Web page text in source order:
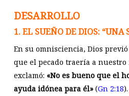
DESARROLLO
1. EL SUEÑO DE DIOS: “UNA
En su omnisciencia, Dios
que el pecado traería a nuestro
exclamó: «No es bueno que el
ayuda idónea para él»(Gn 2:18